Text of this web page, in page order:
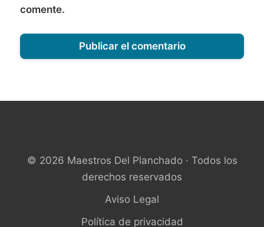
comente.
© 2026 Maestros Del Planchado · Todos los
derechos reservados
Aviso Legal
Política de privacidad